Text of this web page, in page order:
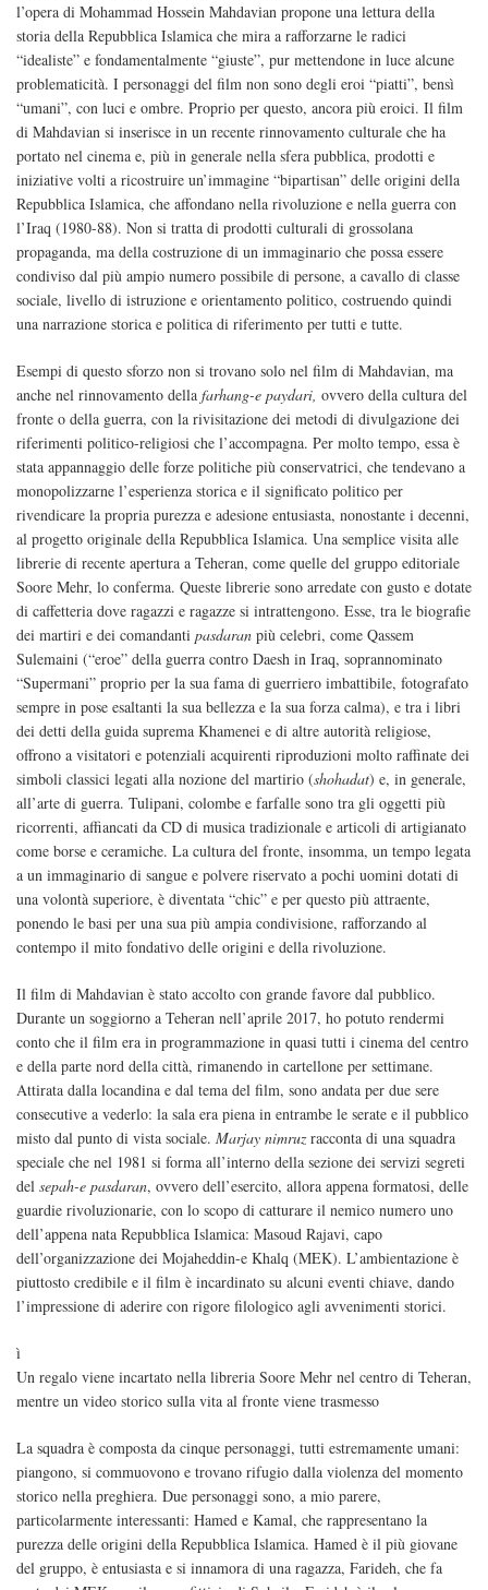
l’opera di Mohammad Hossein Mahdavian propone una lettura della
storia della Repubblica Islamica che mira a rafforzarne le radici
“idealiste” e fondamentalmente “giuste”, pur mettendone in luce alcune
problematicità. I personaggi del film non sono degli eroi “piatti”, bensì
“umani”, con luci e ombre. Proprio per questo, ancora più eroici. Il film
di Mahdavian si inserisce in un recente rinnovamento culturale che ha
portato nel cinema e, più in generale nella sfera pubblica, prodotti e
iniziative volti a ricostruire un’immagine “bipartisan” delle origini della
Repubblica Islamica, che affondano nella rivoluzione e nella guerra con
l’Iraq (1980-88). Non si tratta di prodotti culturali di grossolana
propaganda, ma della costruzione di un immaginario che possa essere
condiviso dal più ampio numero possibile di persone, a cavallo di classe
sociale, livello di istruzione e orientamento politico, costruendo quindi
una narrazione storica e politica di riferimento per tutti e tutte.
Esempi di questo sforzo non si trovano solo nel film di Mahdavian, ma
anche nel rinnovamento della farhang-e paydari, ovvero della cultura del
fronte o della guerra, con la rivisitazione dei metodi di divulgazione dei
riferimenti politico-religiosi che l’accompagna. Per molto tempo, essa è
stata appannaggio delle forze politiche più conservatrici, che tendevano a
monopolizzarne l’esperienza storica e il significato politico per
rivendicare la propria purezza e adesione entusiasta, nonostante i decenni,
al progetto originale della Repubblica Islamica. Una semplice visita alle
librerie di recente apertura a Teheran, come quelle del gruppo editoriale
Soore Mehr, lo conferma. Queste librerie sono arredate con gusto e dotate
di caffetteria dove ragazzi e ragazze si intrattengono. Esse, tra le biografie
dei martiri e dei comandanti pasdaran più celebri, come Qassem
Sulemaini (“eroe” della guerra contro Daesh in Iraq, soprannominato
“Supermani” proprio per la sua fama di guerriero imbattibile, fotografato
sempre in pose esaltanti la sua bellezza e la sua forza calma), e tra i libri
dei detti della guida suprema Khamenei e di altre autorità religiose,
offrono a visitatori e potenziali acquirenti riproduzioni molto raffinate dei
simboli classici legati alla nozione del martirio (shohadat) e, in generale,
all’arte di guerra. Tulipani, colombe e farfalle sono tra gli oggetti più
ricorrenti, affiancati da CD di musica tradizionale e articoli di artigianato
come borse e ceramiche. La cultura del fronte, insomma, un tempo legata
a un immaginario di sangue e polvere riservato a pochi uomini dotati di
una volontà superiore, è diventata “chic” e per questo più attraente,
ponendo le basi per una sua più ampia condivisione, rafforzando al
contempo il mito fondativo delle origini e della rivoluzione.
Il film di Mahdavian è stato accolto con grande favore dal pubblico.
Durante un soggiorno a Teheran nell’aprile 2017, ho potuto rendermi
conto che il film era in programmazione in quasi tutti i cinema del centro
e della parte nord della città, rimanendo in cartellone per settimane.
Attirata dalla locandina e dal tema del film, sono andata per due sere
consecutive a vederlo: la sala era piena in entrambe le serate e il pubblico
misto dal punto di vista sociale. Marjay nimruz racconta di una squadra
speciale che nel 1981 si forma all’interno della sezione dei servizi segreti
del sepah-e pasdaran, ovvero dell’esercito, allora appena formatosi, delle
guardie rivoluzionarie, con lo scopo di catturare il nemico numero uno
dell’appena nata Repubblica Islamica: Masoud Rajavi, capo
dell’organizzazione dei Mojaheddin-e Khalq (MEK). L’ambientazione è
piuttosto credibile e il film è incardinato su alcuni eventi chiave, dando
l’impressione di aderire con rigore filologico agli avvenimenti storici.
ì
Un regalo viene incartato nella libreria Soore Mehr nel centro di Teheran,
mentre un video storico sulla vita al fronte viene trasmesso
La squadra è composta da cinque personaggi, tutti estremamente umani:
piangono, si commuovono e trovano rifugio dalla violenza del momento
storico nella preghiera. Due personaggi sono, a mio parere,
particolarmente interessanti: Hamed e Kamal, che rappresentano la
purezza delle origini della Repubblica Islamica. Hamed è il più giovane
del gruppo, è entusiasta e si innamora di una ragazza, Farideh, che fa